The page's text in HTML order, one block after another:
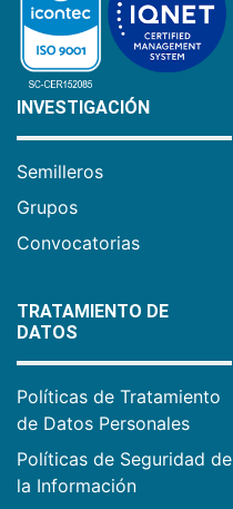
INVESTIGACIÓN
Semilleros
Grupos
Convocatorias
TRATAMIENTO DE
DATOS
Políticas de Tratamiento
de Datos Personales
Políticas de Seguridad de
la Información